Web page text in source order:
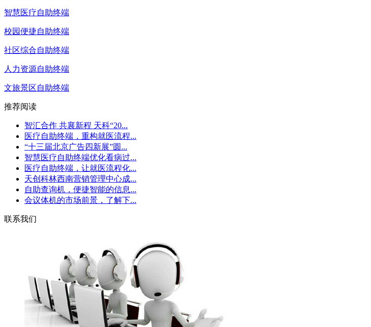
智慧医疗自助终端
校园便捷自助终端
社区综合自助终端
人力资源自助终端
文旅景区自助终端
推荐阅读
智汇合作 共襄新程 天科“20...
医疗自助终端，重构就医流程...
“十三届北京广告四新展”圆...
智慧医疗自助终端优化看病过...
医疗自助终端，让就医流程化...
天创科林西南营销管理中心成...
自助查询机，便捷智能的信息...
会议体机的市场前景，了解下...
联系我们